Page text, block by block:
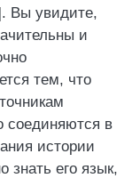
Вы увидите,
и
тем, что
соединяются в
истории
знать его язык,